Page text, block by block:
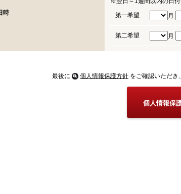
時
第一希望
月
第二希望 月
最後に 個人情報保護方針 をご確認いただき
個人情報保